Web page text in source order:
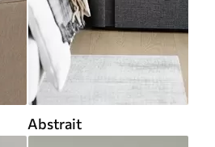
Abstrait